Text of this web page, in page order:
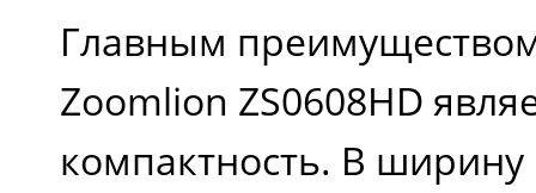
Главным
Zoomlion ZS0608HD
компактность. В ширину